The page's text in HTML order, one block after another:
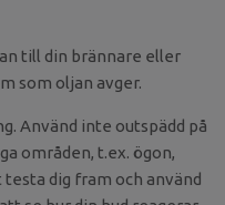
till din brännare eller
som oljan avger.
Använd inte outspädd på
områden, t.ex. ögon,
testa dig fram och använd